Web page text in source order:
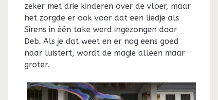
zeker met drie kinderen over de vloer, maar
het zorgde er ook voor dat een liedje als
Sirens in één take werd ingezongen door
Deb. Als je dat weet en er nog eens goed
naar luistert, wordt de magie alleen maar
groter.